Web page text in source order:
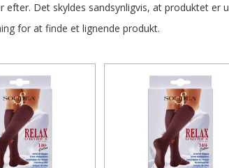
Det skyldes sandsynligvis, at produktet er
for at finde et lignende produkt.